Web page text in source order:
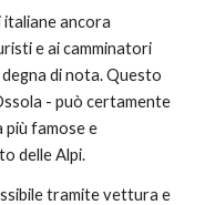
italiane ancora
e ai camminatori
di nota. Questo
- può certamente
più famose e
delle Alpi.
tramite vettura e